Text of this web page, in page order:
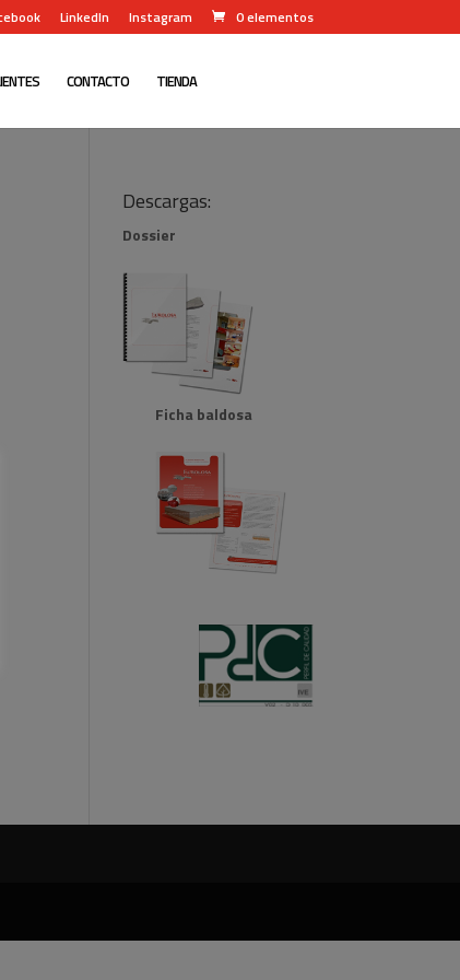
LinkedIn Instagram 0 elementos
CONTACTO TIENDA
Descargas:
Dossier
Ficha baldosa